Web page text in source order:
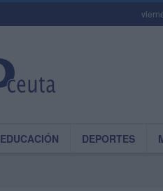
EDUCACIÓN DEPORTES